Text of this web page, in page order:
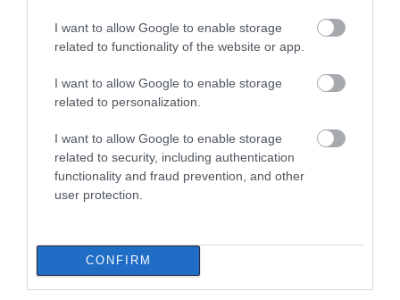
I want to allow Google to enable storage
related to functionality of the website or app.
I want to allow Google to enable storage
related to personalization.
I want to allow Google to enable storage
related to security, including authentication
functionality and fraud prevention, and other
user protection.
CONFIRM
Μεγάλο πανηγύρι στην Εύβοια:
Πλημμύρισε με κόσμο η Φαράκλα
(pics&vid)
08.08.2026 | 00:59
Έρχονται 40άρια μαζί με
θυελλώδη μελτέμια
07.08.2026 | 22:20
καταστροφή του 2021
07.08.2026 | 22:00